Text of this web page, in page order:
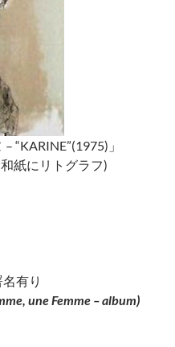
“KARINE”(1975)」
紙にリトグラフ)
有り
une Femme – album)